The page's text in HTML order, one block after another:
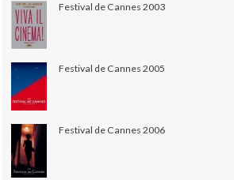
Festival de Cannes 2003
Festival de Cannes 2005
Festival de Cannes 2006